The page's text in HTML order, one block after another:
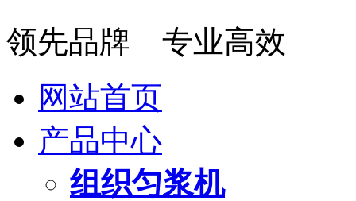
领先品牌 专业高效
网站首页
产品中心
组织匀浆机